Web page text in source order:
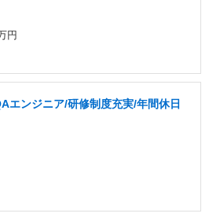
円
エンジニア/研修制度充実/年間休日